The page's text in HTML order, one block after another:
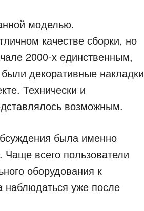
моделью.
качестве сборки, но
2000-х единственным,
декоративные накладки
Технически и
возможным.
была именно
всего пользователи
оборудования к
наблюдаться уже после